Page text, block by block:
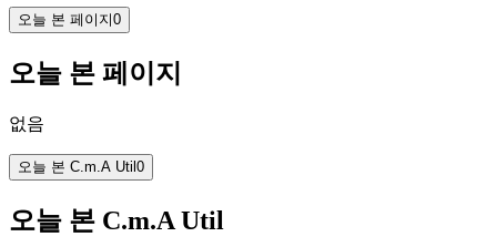
오늘 본 페이지0
오늘 본 페이지
없음
오늘 본 C.m.A Util 0
오늘 본 C.m.A Util